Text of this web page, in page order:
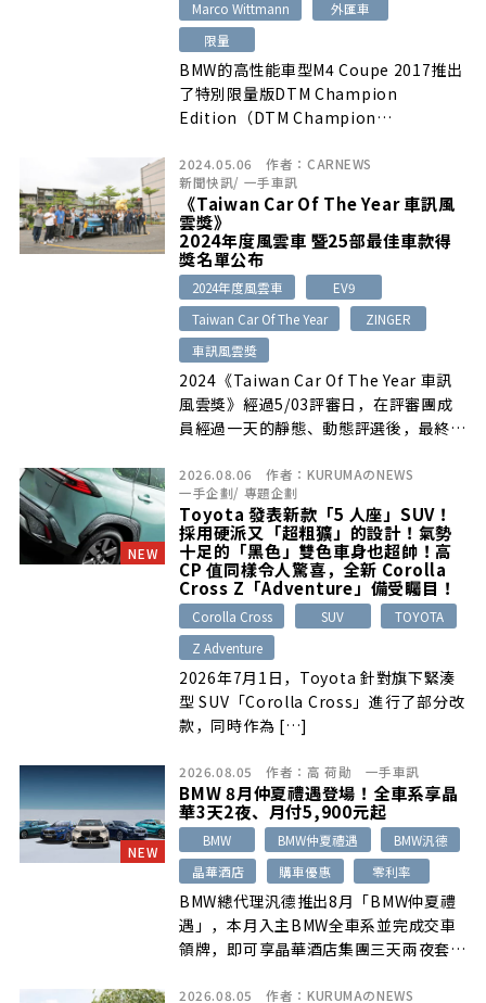
Marco Wittmann
外匯車
限量
BMW的高性能車型M4 Coupe 2017推出
了特別限量版DTM Champion
Edition（DTM Champion
25台引進到日本。
2024.05.06 作者： CARNEWS
新聞快訊/ 一手車訊
《Taiwan Car Of The Year 車訊風
雲獎》
2024年度風雲車 暨25部最佳車款得
獎名單公布
2024年度風雲車
EV9
Taiwan Car Of The Year
ZINGER
車訊風雲獎
2024《Taiwan Car Of The Year 車訊
風雲獎》經過5/03評審日，在評審團成
員經過一天的靜態、動態評選後，最終結
NEW
2026.08.06 作者： KURUMAのNEWS
一手企劃/ 專題企劃
Toyota 發表新款「5 人座」SUV！
採用硬派又「超粗獷」的設計！氣勢
十足的「黑色」雙色車身也超帥！高
CP 值同樣令人驚喜，全新 Corolla
Cross Z「Adventure」備受矚目！
Corolla Cross SUV
TOYOTA
Z Adventure
2026年7月1日，Toyota 針對旗下緊湊
型 SUV「Corolla Cross」進行了部分改
款，同時作為 […]
NEW
2026.08.05 作者： 高 荷勛 一手車訊
BMW 8月仲夏禮遇登場！全車系享晶
華3天2夜、月付5,900元起
BMW BMW仲夏禮遇
BMW汎德
晶華酒店
購車優惠 零利率
BMW總代理汎德推出8月「BMW仲夏禮
遇」，本月入主BMW全車系並完成交車
領牌，即可享晶華酒店集團三天兩夜套裝
提供月付5,900元起、最高180萬元48期
2026.08.05 作者： KURUMAのNEWS